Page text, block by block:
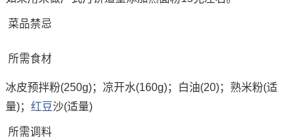
菜品禁忌
所需食材
冰皮预拌粉(250g)；凉开水(160g)；白油(20)；熟米粉(适
量)； 红豆沙(适量)
所需调料